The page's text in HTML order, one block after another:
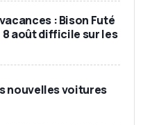
47990 €
: Bison Futé
8 août difficile sur les
nouvelles voitures